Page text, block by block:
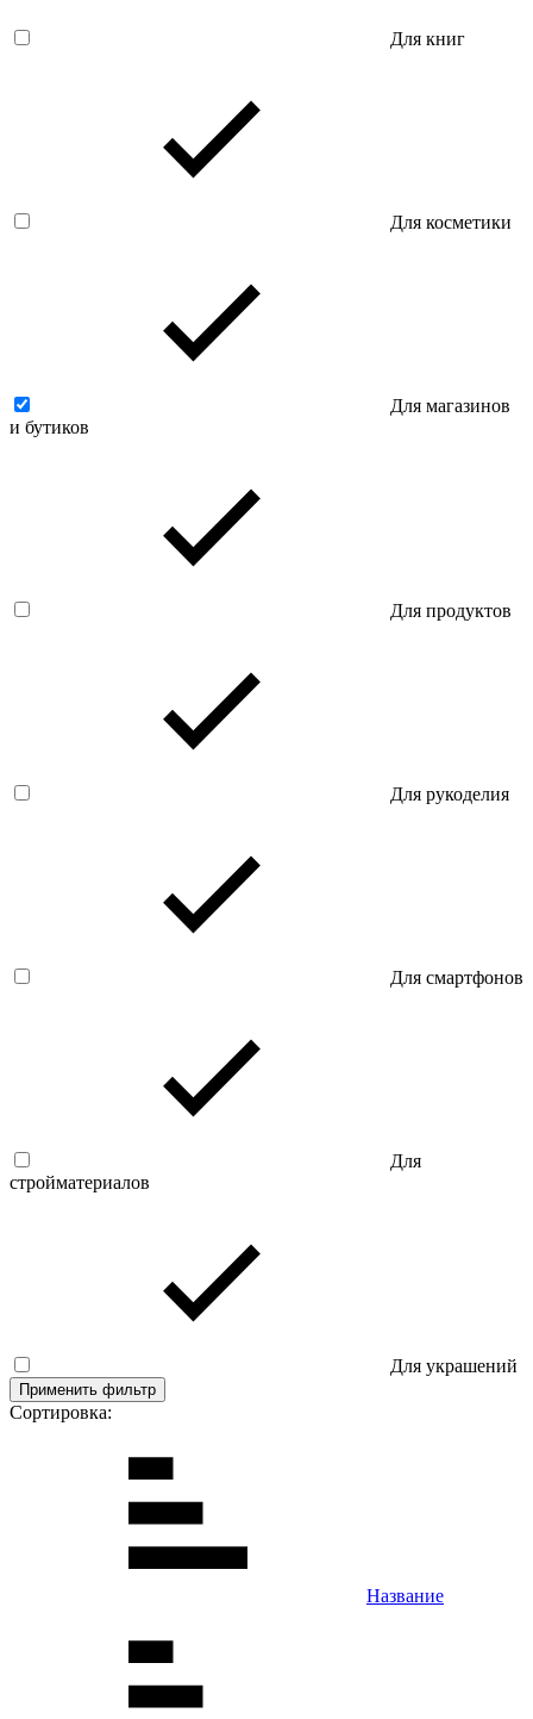
Для книг
Для косметики
Для магазинов
и бутиков
Для продуктов
Для рукоделия
Для смартфонов
Для
стройматериалов
Для украшений
Применить фильтр
Сортировка:
Название